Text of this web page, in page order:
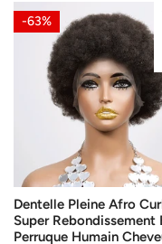
vente
Dentelle
Pleine
Rebondissement
Perruque
Humain
Cheveux
-63%
Dentelle Pleine Afro
Super Rebondissement
Perruque Humain